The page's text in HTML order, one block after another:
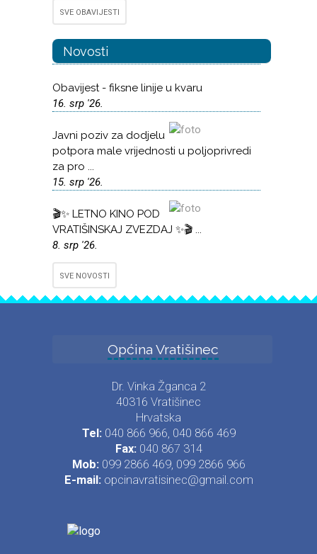
SVE OBAVIJESTI
Novosti
Obavijest - fiksne linije u kvaru
16. srp '26.
Javni poziv za dodjelu
potpora male vrijednosti u poljoprivredi
za pro ...
15. srp '26.
🎬✨ LETNO KINO POD
VRATIŠINSKAJ ZVEZDAJ ✨🎬 ...
8. srp '26.
SVE NOVOSTI
Općina Vratišinec
Dr. Vinka Žganca 2
40316 Vratišinec
Hrvatska
Tel: 040 866 966, 040 866 469
Fax: 040 867 314
Mob: 099 2866 469, 099 2866 966
E-mail: opcinavratisinec@gmail.com